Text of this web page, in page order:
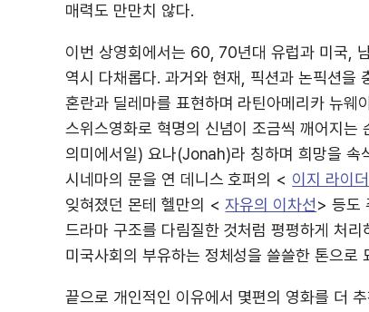
매력도 만만치 않다.
이번 상영회에서는 60, 70년대 유럽과 미국,
역시 다채롭다. 과거와 현재, 픽션과 논픽션을
혼란과 딜레마를 표현하며 라틴아메리카 뉴
스위스영화로 혁명의 신념이 조금씩 깨어지
의미에서일) 요나(Jonah)라 칭하며 희망을 속
시네마의 문을 연 데니스 호퍼의 < 이지 라이더
잊혀졌던 몬테 헬만의 < 자유의 이차선> 등도
드라마 구조를 다림질한 것처럼 평평하게 처
미국사회의 부유하는 정체성을 쓸쓸한 톤으로
끝으로 개인적인 이유에서 몇편의 영화를 더